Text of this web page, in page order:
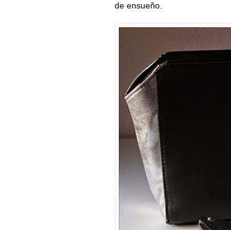
de ensueño.